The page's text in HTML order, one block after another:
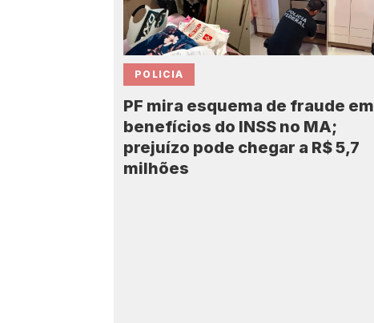
POLICIA
PF mira esquema de fraude em
benefícios do INSS no MA;
prejuízo pode chegar a R$ 5,7
milhões